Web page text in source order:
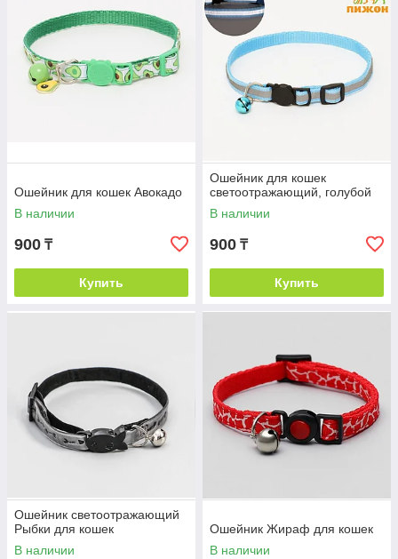
Ошейник для кошек Авокадо
В наличии
900 ₸
Купить
Ошейник для кошек
светоотражающий, голубой
В наличии
900 ₸
Купить
Ошейник светоотражающий
Рыбки для кошек
В наличии
Ошейник Жираф для кошек
В наличии